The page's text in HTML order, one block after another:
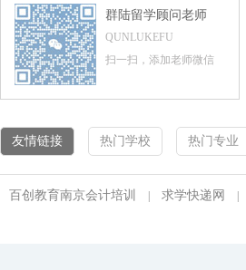
群陆留学顾问老师
QUNLUKEFU
扫一扫，添加老师微信
友情链接 热门学校 热门专业
百创教育南京会计培训 求学快递网